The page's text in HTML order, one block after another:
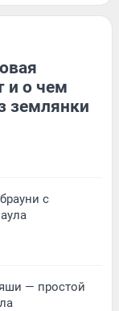
и о чем
землянки
с
— простой